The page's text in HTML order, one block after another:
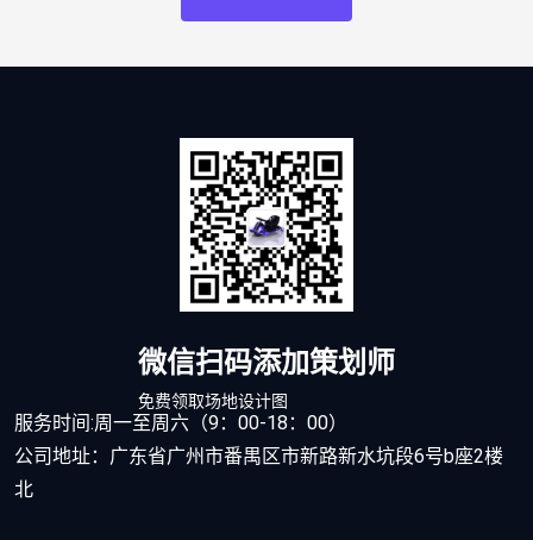
微信扫码添加策划师
免费领取场地设计图
服务时间:周一至周六（9：00-18：00）
公司地址：广东省广州市番禺区市新路新水坑段6号b座2楼
北